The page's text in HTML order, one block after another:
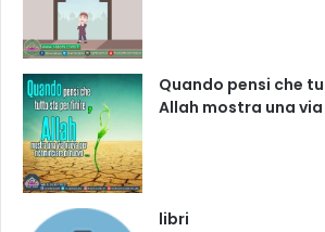
Quando pensi che
Allah mostra una
libri